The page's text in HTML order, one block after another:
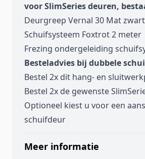
voor SlimSeries deuren,
Deurgreep Vernal 30 Mat
Schuifsysteem Foxtrot 2 meter
Frezing ondergeleiding
Besteladvies bij dubbele
Bestel 2x dit hang- en
Bestel 2x de gewenste
Optioneel kiest u voor een
schuifdeur
Meer informatie